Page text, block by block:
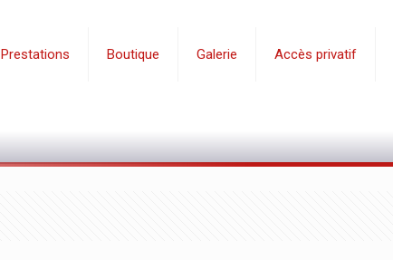
Prestations Boutique Galerie Accès privatif